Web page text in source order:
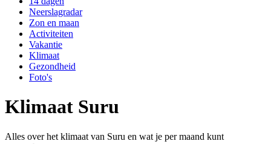
Neerslagradar
Zon en maan
Activiteiten
Vakantie
Klimaat
Gezondheid
Foto's
Klimaat Suru
Alles over het klimaat van Suru en wat je per maand kunt